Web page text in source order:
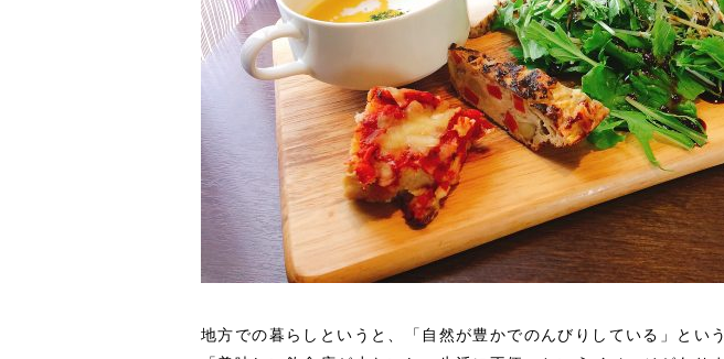
地方での暮らしというと、「自然が豊かでのんびりしている」とい